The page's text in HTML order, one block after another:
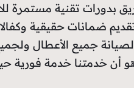
بدورات تقنية مستمرة
ضمانات حقيقية
جميع الأعطال
أن خدمتنا خدمة فورية